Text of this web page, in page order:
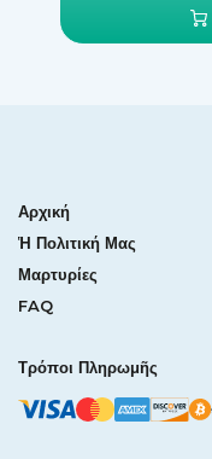
Αρχική
Ἡ Πολιτική Μας
Μαρτυρίες
FAQ
Τρόποι Πληρωμῆς